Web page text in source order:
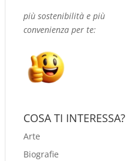
più sostenibilità e più
convenienza per te:
COSA TI INTERESSA?
Arte
Biografie